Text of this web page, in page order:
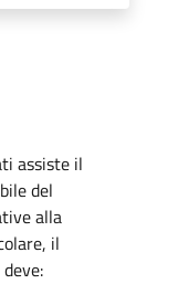
assiste il
del
alla
il